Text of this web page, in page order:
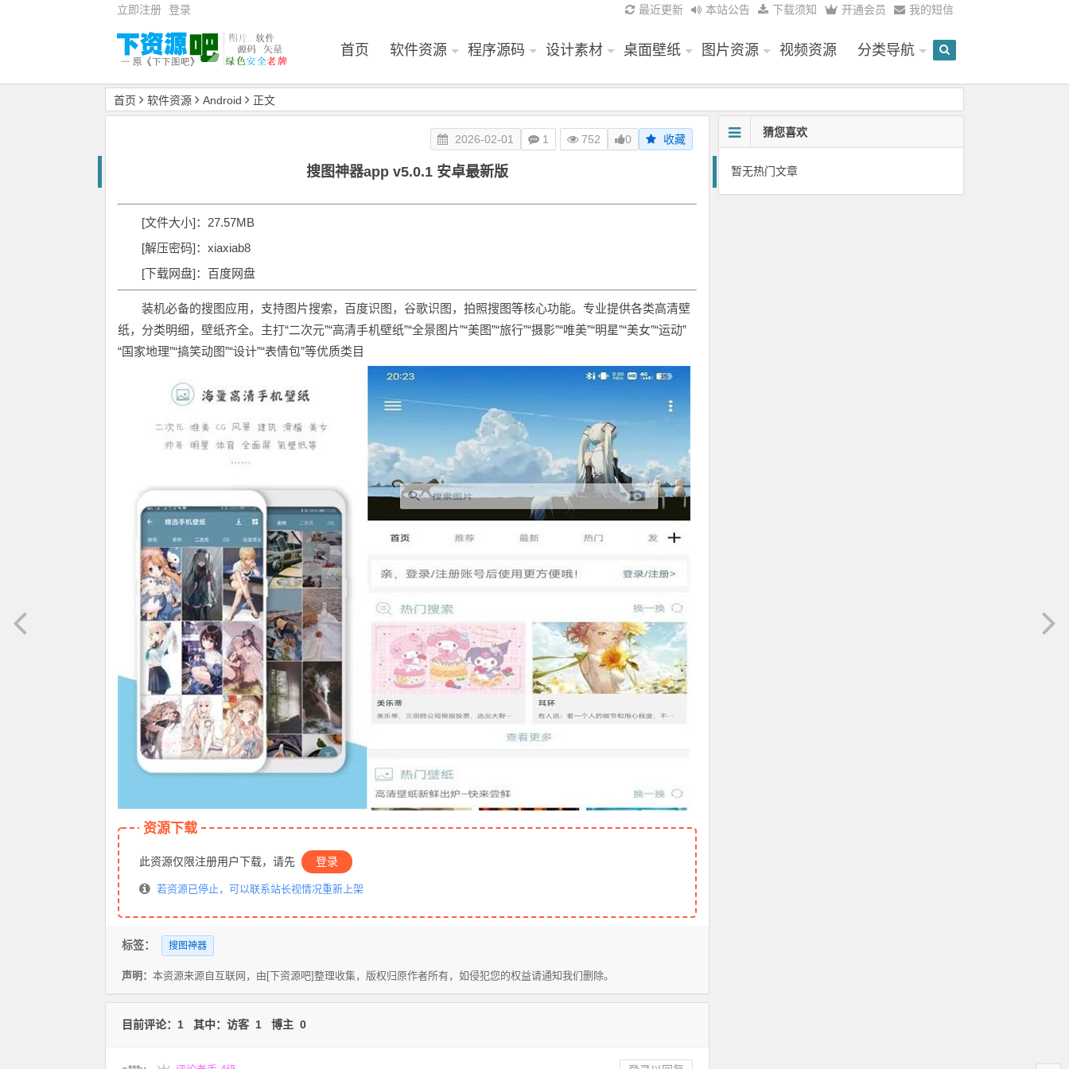
立即注册 登录 最近更新 本站公告 下载须知 开通会员 我的短信
首页 软件资源 程序源码 设计素材 桌面壁纸 图片资源 视频资源 分类导航
首页 软件资源 Android 正文
搜图神器app v5.0.1 安卓最新版
[文件大小]：27.57MB
[解压密码]：xiaxiab8
[下载网盘]：百度网盘
装机必备的搜图应用，支持图片搜索，百度识图，谷歌识图，拍照搜图等核心功能。专业提供各类高清壁
纸，分类明细，壁纸齐全。主打“二次元”“高清手机壁纸”“全景图片”“美图”“旅行”“摄影”“唯美”“明星”“美女”“运动”
“国家地理”“搞笑动图”“设计”“表情包”等优质类目
资源下载
此资源仅限注册用户下载，请先 登录
若资源已停止，可以联系站长视情况重新上架
2026-02-01 1 752 0 收藏
标签： 搜图神器
声明： 本资源来源自互联网，由[下资源吧]整理收集，版权归原作者所有，如侵犯您的权益请通知我们删除。
目前评论：1 其中：访客 1 博主 0
猜您喜欢
暂无热门文章